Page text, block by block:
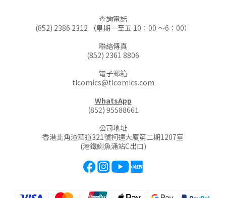
查詢電話
(852) 2386 2312 （星期一至五 10：00 ～6：00）
聯絡傳真
(852) 2361 8806
電子郵箱
tlcomics@tlcomics.com
WhatsApp
(852) 95588661
公司地址
香港北角渣華道321號柯達大廈第二期1207室
(港鐵鰂魚涌站C出口)